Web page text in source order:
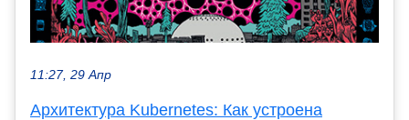
11:27, 29 Апр
Архитектура Kubernetes: Как устроена